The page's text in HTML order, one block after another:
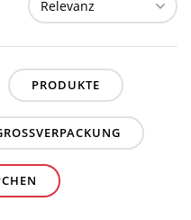
PRODUKTE